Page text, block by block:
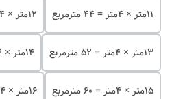
۱۱متر × 4متر = 44 مترمربع ۱۲متر × 4متر = 48 مترمربع
۱۳متر × 4متر = 52 مترمربع ۱۴متر × 4متر = 56 مترمربع
۱۵متر × 4متر = 60 مترمربع ۱۶متر × 4متر = 64 مترمربع